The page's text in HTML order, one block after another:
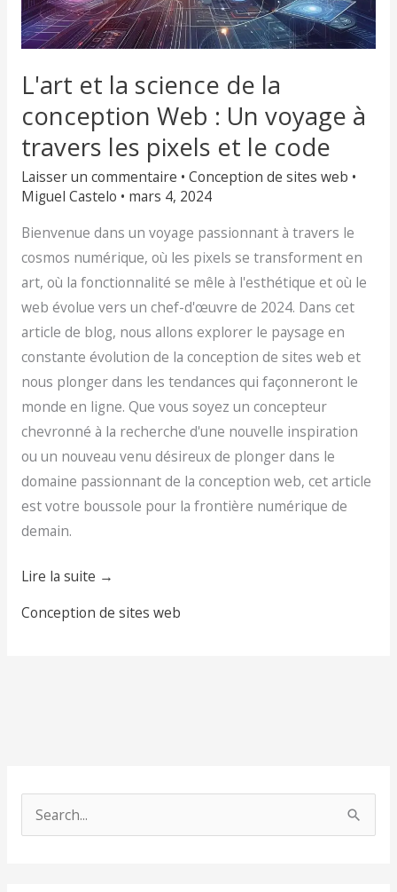
L'art et la science de la
conception Web : Un voyage à
travers les pixels et le code
Laisser un commentaire • Conception de sites web •
Miguel Castelo • mars 4, 2024
Bienvenue dans un voyage passionnant à travers le
cosmos numérique, où les pixels se transforment en
art, où la fonctionnalité se mêle à l'esthétique et où le
web évolue vers un chef-d'œuvre de 2024. Dans cet
article de blog, nous allons explorer le paysage en
constante évolution de la conception de sites web et
nous plonger dans les tendances qui façonneront le
monde en ligne. Que vous soyez un concepteur
chevronné à la recherche d'une nouvelle inspiration
ou un nouveau venu désireux de plonger dans le
domaine passionnant de la conception web, cet article
est votre boussole pour la frontière numérique de
demain.
les
pixels
et
code
Lire la suite →
Conception de sites web